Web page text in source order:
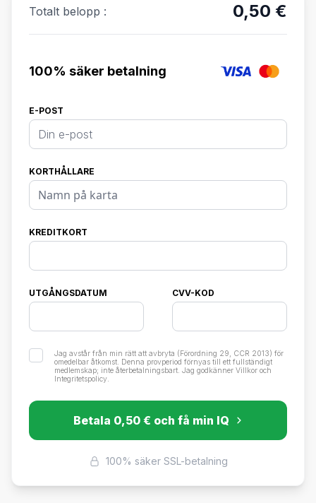
Totalt belopp : 0,50 €
100% säker betalning
E-POST
KORTHÅLLARE
KREDITKORT
UTGÅNGSDATUM CVV-KOD
Jag avstår från min rätt att avbryta (Förordning 29, CCR 2013) för
omedelbar åtkomst. Denna provperiod förnyas till ett fullständigt
medlemskap; inte återbetalningsbart. Jag godkänner Villkor och
Integritetspolicy.
Betala 0,50 € och få min IQ
100% säker SSL-betalning